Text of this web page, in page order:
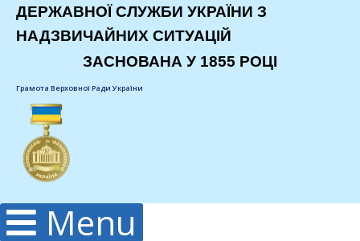
ДЕРЖАВНОЇ СЛУЖБИ УКРАЇНИ З
НАДЗВИЧАЙНИХ СИТУАЦІЙ
ЗАСНОВАНА У 1855 РОЦІ
Грамота Верховної Ради України
Menu